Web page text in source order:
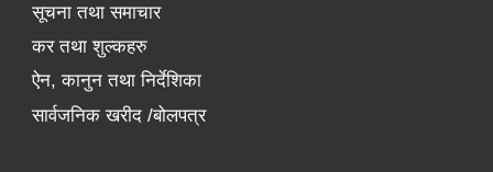
सूचना तथा समाचार
कर तथा शुल्कहरु
ऐन, कानुन तथा निर्देशिका
सार्वजनिक खरीद /बोलपत्र